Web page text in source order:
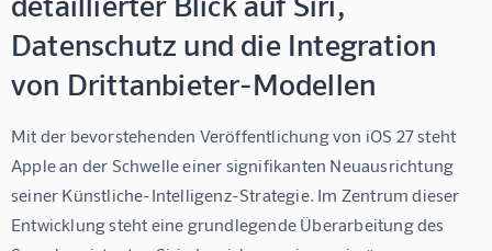
Datenschutz und die Integration
von Drittanbieter-Modellen
Mit der bevorstehenden Veröffentlichung von iOS 27 steht
Apple an der Schwelle einer signifikanten Neuausrichtung
seiner Künstliche-Intelligenz-Strategie. Im Zentrum dieser
Entwicklung steht eine grundlegende Überarbeitung des